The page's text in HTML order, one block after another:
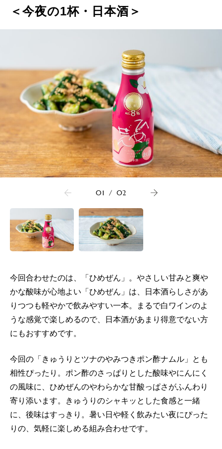
＜今夜の1杯・日本酒＞
01 / 02
今回合わせたのは、「ひめぜん」。やさしい甘みと爽や
かな酸味が心地よい「ひめぜん」は、日本酒らしさがあ
りつつも軽やかで飲みやすい一本。まるで白ワインのよ
うな感覚で楽しめるので、日本酒があまり得意でない方
にもおすすめです。
今回の「きゅうりとツナのやみつきポン酢ナムル」とも
相性ぴったり。ポン酢のさっぱりとした酸味やにんにく
の風味に、ひめぜんのやわらかな甘酸っぱさがふんわり
寄り添います。きゅうりのシャキッとした食感と一緒
に、後味はすっきり。暑い日や軽く飲みたい夜にぴった
りの、気軽に楽しめる組み合わせです。